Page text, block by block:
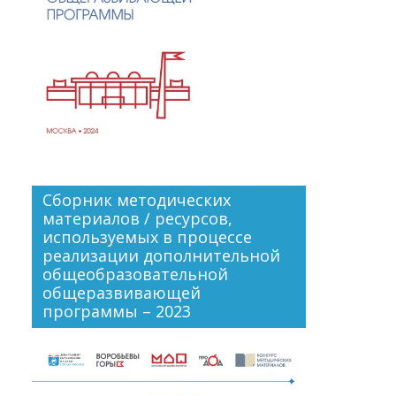
Сборник методических
материалов / ресурсов,
используемых в процессе
реализации дополнительной
общеобразовательной
общеразвивающей
программы – 2023